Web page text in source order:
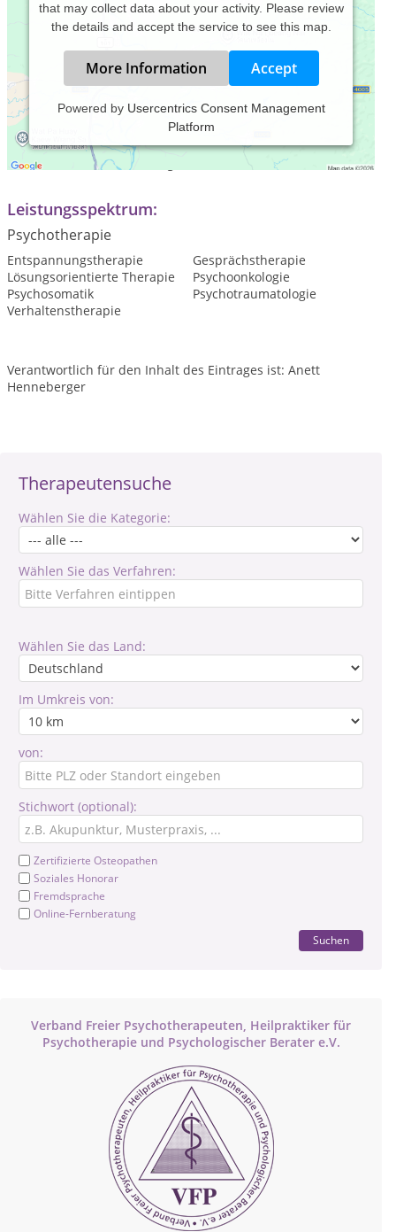
Therapeutensuche
Wählen Sie die Kategorie:
Wählen Sie das Verfahren:
Wählen Sie das Land:
Im Umkreis von:
von:
Stichwort (optional):
Zertifizierte Osteopathen
Soziales Honorar
Fremdsprache
Online-Fernberatung
Suchen
Verband Freier Psychotherapeuten, Heilpraktiker für
Psychotherapie und Psychologischer Berater e.V.
that may collect data about your activity. Please review
the details and accept the service to see this map.
More Information Accept
Powered by Usercentrics Consent Management
Platform
Praxiszeiten:
Termine nach Vereinbarung
Leistungsspektrum:
Psychotherapie
Entspannungstherapie
Gesprächstherapie
Lösungsorientierte Therapie
Psychoonkologie
Psychosomatik
Psychotraumatologie
Verhaltenstherapie
Verantwortlich für den Inhalt des Eintrages ist: Anett
Henneberger